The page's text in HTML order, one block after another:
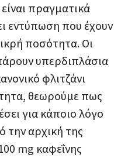
πραγματικά
εντύπωση που έχουν
ποσότητα. Οι
υπερδιπλάσια
φλιτζάνι
θεωρούμε πως
για κάποιο λόγο
την αρχική της
mg καφεΐνης